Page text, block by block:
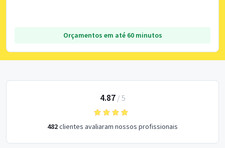
Orçamentos em até 60 minutos
4.87/ 5
482clientes avaliaram nossos profissionais